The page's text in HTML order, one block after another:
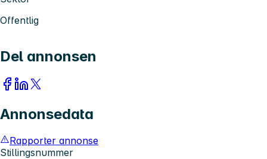
Offentlig
Del annonsen
Annonsedata
Rapporter annonse
Stillingsnummer